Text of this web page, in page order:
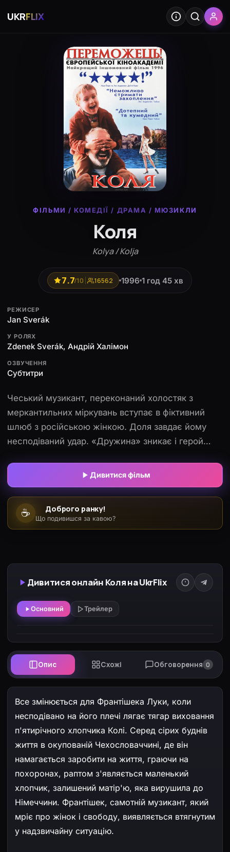
UKRFLIX
ФІЛЬМИ / КОМЕДІЇ / ДРАМА / МЮЗИКЛИ
Коля
Kolya / Kolja
7.7/10 16562 1996 1 год 45 хв
РЕЖИСЕР
Jan Sverák
У РОЛЯХ
Zdenek Sverák, Андрій Халімон
ОЗВУЧЕННЯ
Субтитри
Чеський музикант, переконаний холостяк з
меркантильних міркувань вступає в фіктивний
шлюб з російською жінкою. Доля завдає йому
несподіваний удар. «Дружина» зникає і герой
Коля не розуміє ні слова по-чеськи, а його
вихователь не говорить по-російськи. Їх чекає
важкий шлях до розуміння, - шлях, повний
забавних непорозумінь, веселих і сумних пригод,
посмішок і любові...
Дивитися фільм
☕ Доброго ранку!
Що подивишся за кавою?
Дивитися онлайн Коля на UkrFlix
Основний Трейлер
Опис Схожі Обговорення 0
Все змінюється для Франтішека Луки, коли
несподівано на його плечі лягає тягар виховання
п'ятирічного хлопчика Колі. Серед сірих буднів
життя в окупованій Чехословаччині, де він
намагається заробити на життя, граючи на
похоронах, раптом з'являється маленький
хлопчик, залишений матір'ю, яка вирушила до
Німеччини. Франтішек, самотній музикант, який
мріє про жінок і свободу, виявляється втягнутим
у надзвичайну ситуацію.